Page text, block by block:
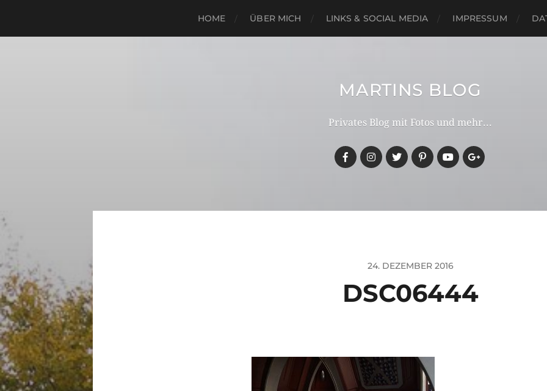
HOME ÜBER MICH LINKS & SOCIAL MEDIA IMPRESSUM
MARTINS BLOG
Privates Blog mit Fotos und mehr...
24. DEZEMBER 2016
DSC06444